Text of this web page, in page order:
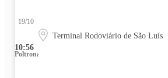
10:56
19/10
Terminal Rodoviário de São Luís
Poltrona